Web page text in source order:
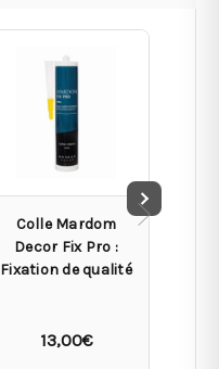
Colle Mardom
Decor Fix Pro :
Fixation de qualité
13,00€